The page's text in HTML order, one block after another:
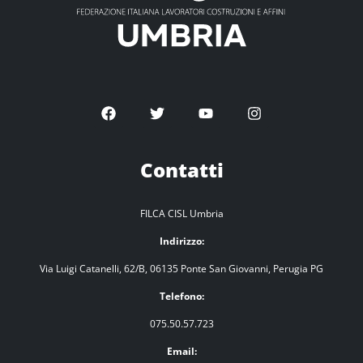
Contatti
FILCA CISL Umbria
Indirizzo:
Via Luigi Catanelli, 62/B, 06135 Ponte San Giovanni, Perugia PG
Telefono:
075.50.57.723
Email: